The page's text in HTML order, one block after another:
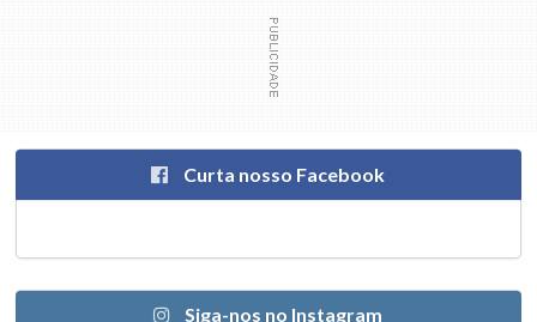
Curta nosso Facebook
Siga-nos no Instagram